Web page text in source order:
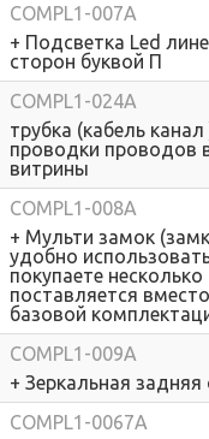
COMPL1-007A
+ Подсветка Led
сторон буквой П
COMPL1-024A
трубка (кабель
проводки проводов
витрины
COMPL1-008A
+ Мульти замок
удобно
покупаете несколько
поставляется
базовой
COMPL1-009A
+ Зеркальная задняя
COMPL1-0067A